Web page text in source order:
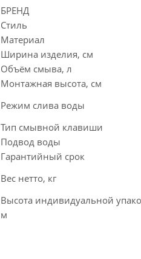
БРЕНД
Стиль
Материал
Ширина изделия, см
Объём смыва, л
Монтажная высота, см
Режим слива воды
Тип смывной клавиши
Подвод воды
Гарантийный срок
Вес нетто, кг
Высота индивидуальной
м